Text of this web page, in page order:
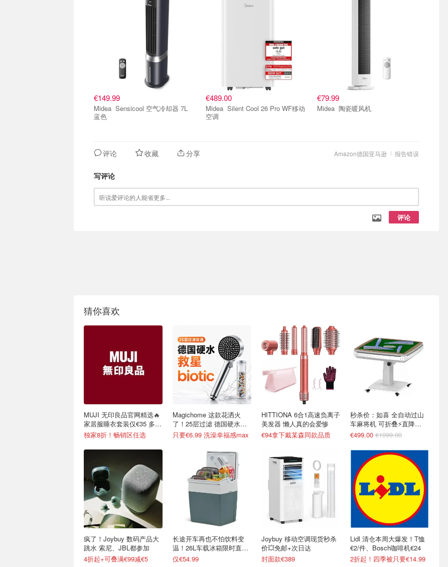
€149.99
Midea Sensicool 空气冷却器 7L
蓝色
€489.00
Midea Silent Cool 26 Pro WF移动
空调
€79.99
Midea 陶瓷暖风机
报告错误
Amazon德国亚马逊
评论 收藏 分享
写评论
评论
猜你喜欢
MUJI 无印良品官网精选🔥
家居服睡衣套装仅€35 多色
可选
独家8折！畅销区任选
疯了！Joybuy 数码产品大
跳水 索尼、JBL都参加
4折起+可叠满€99减€5
Magichome 这款花洒火
了！25层过滤 德国硬水救
星
只要€6.99 洗澡幸福感max
长途开车再也不怕饮料变
温！26L车载冰箱限时直降
35%
仅€54.99
HITTIONA 6合1高速负离子
美发器 懒人真的会爱惨
€94拿下戴某森同款品质
Joybuy 移动空调现货秒杀
价💥免邮+次日达
封面款€389
秒杀价：如喜 全自动过山
车麻将机 可折叠⚡️直降
€600+
€499.00 €1099.00
Lidl 清仓本周大爆发！T恤
€2/件、Bosch咖啡机€24
2折起！四季被只要€14.99